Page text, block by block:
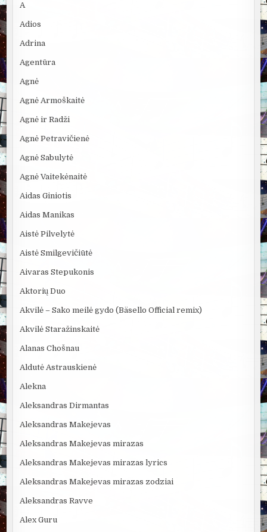
A
Adios
Adrina
Agentūra
Agnė
Agnė Armoškaitė
Agnė ir Radži
Agnė Petravičienė
Agnė Sabulytė
Agnė Vaitekėnaitė
Aidas Giniotis
Aidas Manikas
Aistė Pilvelytė
Aistė Smilgevičiūtė
Aivaras Stepukonis
Aktorių Duo
Akvilė – Sako meilė gydo (Bäsello Official remix)
Akvilė Staražinskaitė
Alanas Chošnau
Aldutė Astrauskienė
Alekna
Aleksandras Dirmantas
Aleksandras Makejevas
Aleksandras Makejevas mirazas
Aleksandras Makejevas mirazas lyrics
Aleksandras Makejevas mirazas zodziai
Aleksandras Ravve
Alex Guru